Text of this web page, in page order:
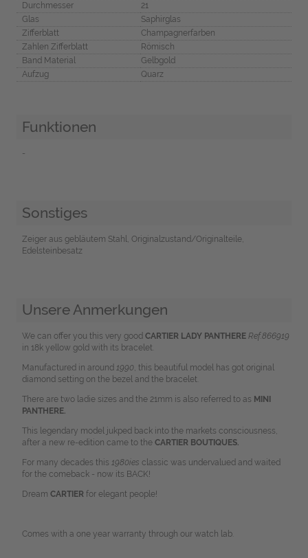
Durchmesser
21
Glas
Saphirglas
Zifferblatt
Champagnerfarben
Zahlen Zifferblatt
Römisch
Band Material
Gelbgold
Aufzug
Quarz
Funktionen
-
Sonstiges
Zeiger aus gebläutem Stahl, Originalzustand/Originalteile,
Edelsteinbesatz
Unsere Anmerkungen
We can offer you this very good CARTIER LADY PANTHERE Ref.866919
in 18k yellow gold with its bracelet.
Manufactured in around 1990, this beautiful model has got original
diamond setting on the bezel and the bracelet.
There are two ladie sizes and the 21mm is also referred to as MINI
PANTHERE.
This legendary model jukped back into the markets consciousness,
after a new re-edition came to the CARTIER BOUTIQUES.
For many decades this 1980ies classic was undervalued and waited
for the comeback - now its BACK!
Dream CARTIERfor elegant people!
Comes with a one year warranty through our watch lab.